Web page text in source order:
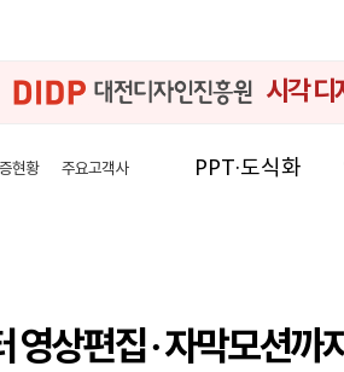
시각 디
현황 주요고객사 PPT·도식화
영상편집 · 자막모션까